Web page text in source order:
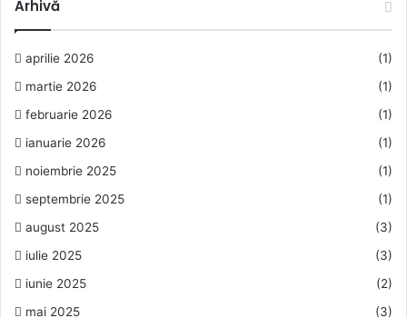
Arhivă
aprilie 2026
(1)
martie 2026
(1)
februarie 2026
(1)
ianuarie 2026
(1)
noiembrie 2025
(1)
septembrie 2025
(1)
august 2025
(3)
iulie 2025
(3)
iunie 2025
(2)
mai 2025
(3)